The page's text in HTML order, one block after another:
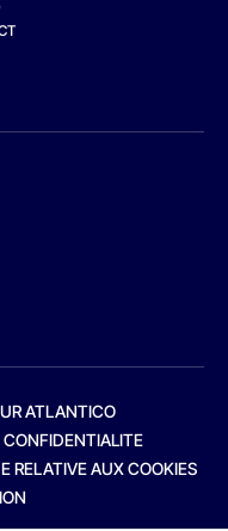
ATLANTICO
CONFIDENTIALITE
RELATIVE AUX COOKIES